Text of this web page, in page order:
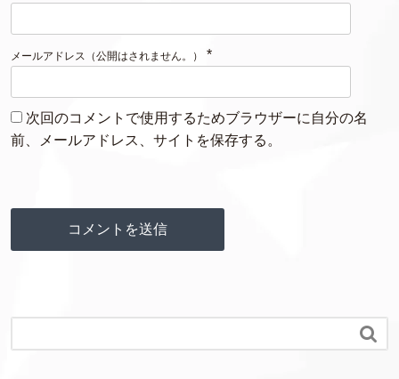
メールアドレス（公開はされません。） *
次回のコメントで使用するためブラウザーに自分の名
前、メールアドレス、サイトを保存する。
